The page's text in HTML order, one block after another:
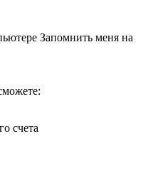
Запомнить меня на
счета